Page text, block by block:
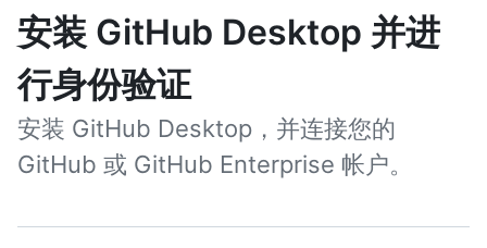
安装 GitHub Desktop 并进
行身份验证
安装 GitHub Desktop，并连接您的
GitHub 或 GitHub Enterprise 帐户。